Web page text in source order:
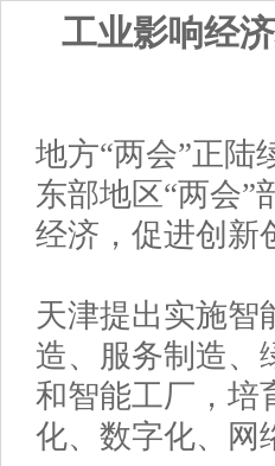
工业影响经
地方“两会”正陆
东部地区“两会”
经济，促进创新
天津提出实施智
造、服务制造、
和智能工厂，培
化、数字化、网